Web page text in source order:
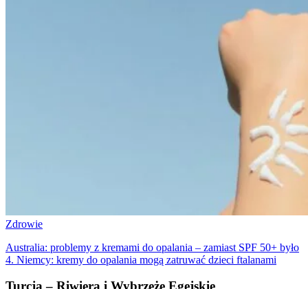
Zdrowie
Australia: problemy z kremami do opalania – zamiast SPF 50+ było
4. Niemcy: kremy do opalania mogą zatruwać dzieci ftalanami